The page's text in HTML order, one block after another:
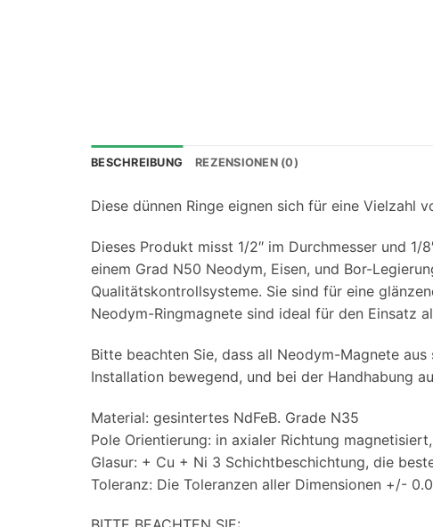
BESCHREIBUNG REZENSIONEN (0)
Diese dünnen Ringe eignen sich für eine Vielzahl
Dieses Produkt misst 1/2″ im Durchmesser und
einem Grad N50 Neodym, Eisen, und Bor-
Qualitätskontrollsysteme. Sie sind für eine
Neodym-Ringmagnete sind ideal für den Einsatz
Bitte beachten Sie, dass all Neodym-Magnete
Installation bewegend, und bei der Handhabung
Material: gesintertes NdFeB. Grade N35
Pole Orientierung: in axialer Richtung
Glasur: + Cu + Ni 3 Schichtbeschichtung, die
Toleranz: Die Toleranzen aller Dimensionen +/-